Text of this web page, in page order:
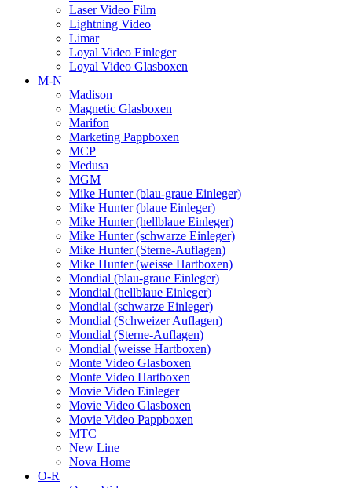
Laser Video Film
Lightning Video
Limar
Loyal Video Einleger
Loyal Video Glasboxen
M-N
Madison
Magnetic Glasboxen
Marifon
Marketing Pappboxen
MCP
Medusa
MGM
Mike Hunter (blau-graue Einleger)
Mike Hunter (blaue Einleger)
Mike Hunter (hellblaue Einleger)
Mike Hunter (schwarze Einleger)
Mike Hunter (Sterne-Auflagen)
Mike Hunter (weisse Hartboxen)
Mondial (blau-graue Einleger)
Mondial (hellblaue Einleger)
Mondial (schwarze Einleger)
Mondial (Schweizer Auflagen)
Mondial (Sterne-Auflagen)
Mondial (weisse Hartboxen)
Monte Video Glasboxen
Monte Video Hartboxen
Movie Video Einleger
Movie Video Glasboxen
Movie Video Pappboxen
MTC
New Line
Nova Home
O-R